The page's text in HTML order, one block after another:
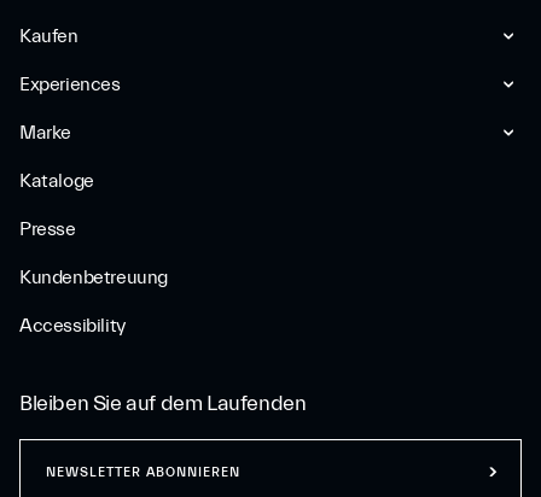
Kaufen
Experiences
Marke
Kataloge
Presse
Kundenbetreuung
Accessibility
Bleiben Sie auf dem Laufenden
NEWSLETTER ABONNIEREN